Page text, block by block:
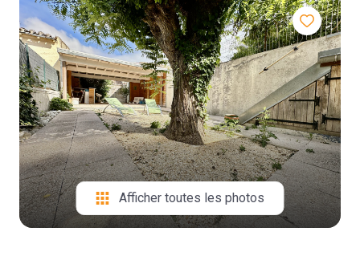
contact
Afficher toutes les photos